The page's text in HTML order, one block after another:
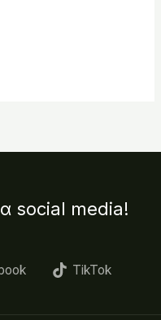
social media!
TikTok